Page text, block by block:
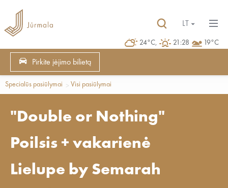
24°C, 21:28 19°C
LT
Pirkite įėjimo bilietą
Specialūs pasiūlymai Visi pasiūlymai
"Double or Nothing"
Poilsis + vakarienė
Lielupe by Semarah